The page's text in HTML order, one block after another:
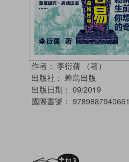
作者： 李衍蒨 （著）
出版社： 蜂鳥出版
出版日期： 09/2019
國際書號： 9789887940661